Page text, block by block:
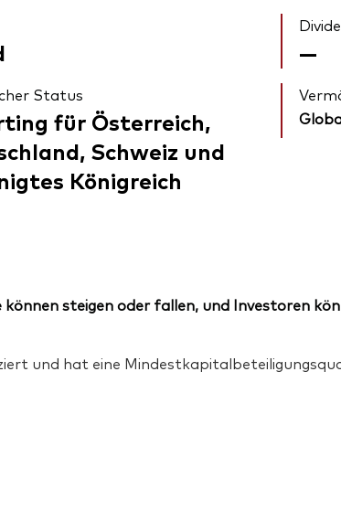
—
Status
für Österreich,
Schweiz und
Königreich
steigen oder fallen, und Investoren
und hat eine